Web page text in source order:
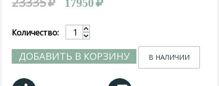
17950
Количество:
ДОБАВИТЬ В КОРЗИНУ В НАЛИЧИИ